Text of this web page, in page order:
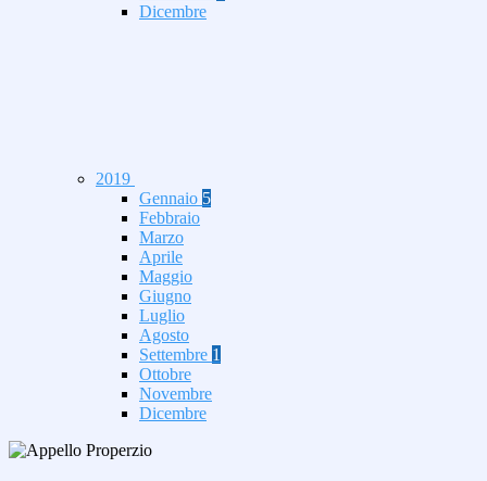
Dicembre
2019
Gennaio 5
Febbraio
Marzo
Aprile
Maggio
Giugno
Luglio
Agosto
Settembre 1
Ottobre
Novembre
Dicembre